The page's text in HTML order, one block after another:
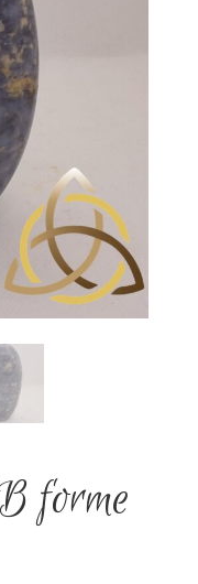
forme